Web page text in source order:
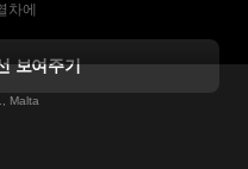
차에
이 열차
보여주기
Malta